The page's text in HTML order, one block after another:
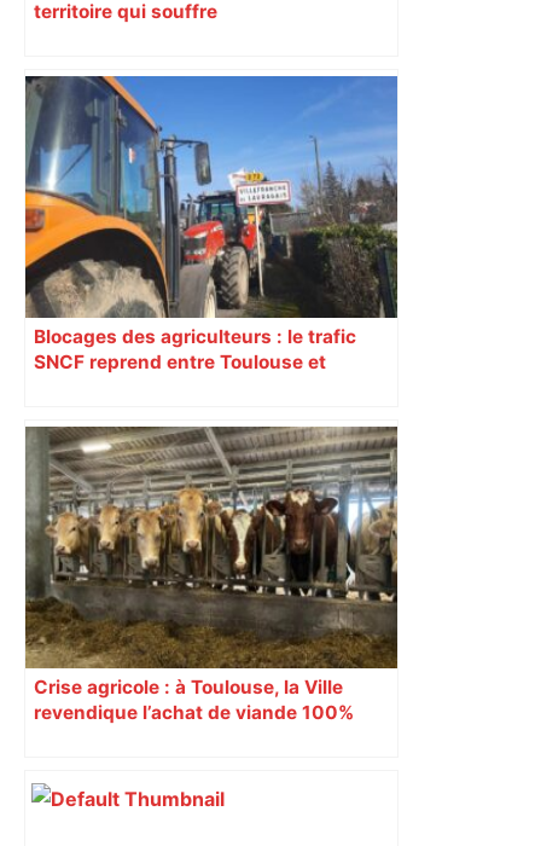
territoire qui souffre
Blocages des agriculteurs : le trafic
SNCF reprend entre Toulouse et
Crise agricole : à Toulouse, la Ville
revendique l’achat de viande 100%